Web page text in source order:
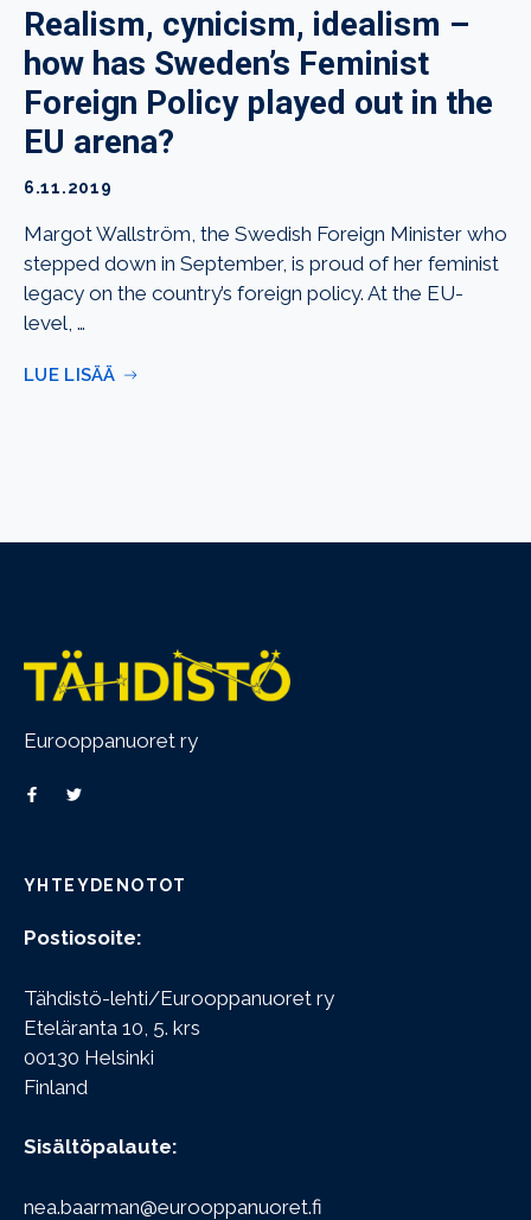
Realism, cynicism, idealism –
how has Sweden’s Feminist
Foreign Policy played out in the
EU arena?
6.11.2019
Margot Wallström, the Swedish Foreign Minister who
stepped down in September, is proud of her feminist
legacy on the country’s foreign policy. At the EU-
level, …
LUE LISÄÄ
Eurooppanuoret ry
YHTEYDENOTOT
Postiosoite:
Tähdistö-lehti/Eurooppanuoret ry
Eteläranta 10, 5. krs
00130 Helsinki
Finland
Sisältöpalaute:
nea.baarman@eurooppanuoret.fi